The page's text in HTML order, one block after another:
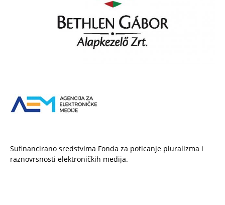
Sufinancirano sredstvima Fonda za poticanje pluralizma i
raznovrsnosti elektroničkih medija.